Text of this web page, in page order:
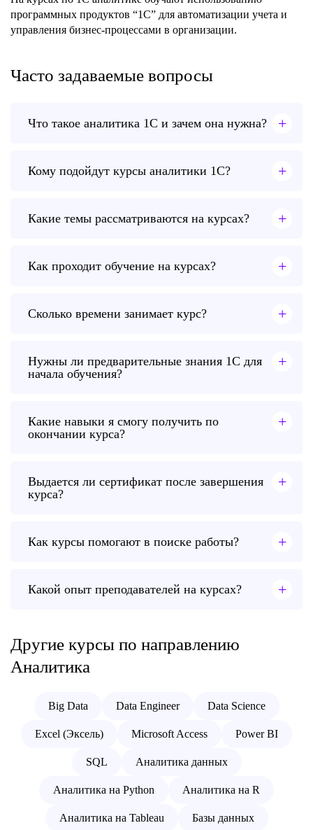
программных продуктов “1C” для автоматизации учета и
управления бизнес-процессами в организации.
Часто задаваемые вопросы
Что такое аналитика 1С и зачем она нужна? +
Кому подойдут курсы аналитики 1С? +
Какие темы рассматриваются на курсах? +
Как проходит обучение на курсах? +
Сколько времени занимает курс? +
Нужны ли предварительные знания 1С для
начала обучения?
+
Какие навыки я смогу получить по
окончании курса?
+
Выдается ли сертификат после завершения
курса?
+
Как курсы помогают в поиске работы? +
Какой опыт преподавателей на курсах? +
Другие курсы по направлению
Аналитика
Big Data Data Engineer Data Science
Excel (Эксель) Microsoft Access Power BI
SQL Аналитика данных
Аналитика на Python Аналитика на R
Аналитика на Tableau Базы данных